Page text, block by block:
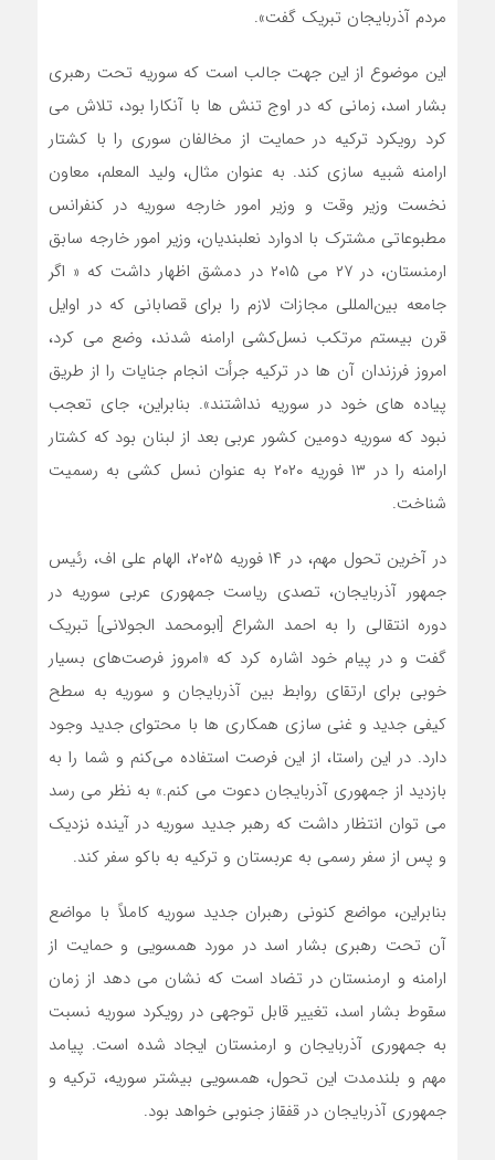
مردم آذربایجان تبریک گفت».
این موضوع از این جهت جالب است که سوریه تحت رهبری
بشار اسد، زمانی که در اوج تنش ها با آنکارا بود، تلاش می
کرد رویکرد ترکیه در حمایت از مخالفان سوری را با کشتار
ارامنه شبیه سازی کند. به عنوان مثال، ولید المعلم، معاون
نخست وزیر وقت و وزیر امور خارجه سوریه در کنفرانس
مطبوعاتی مشترک با ادوارد نعلبندیان، وزیر امور خارجه سابق
ارمنستان، در ۲۷ می ۲۰۱۵ در دمشق اظهار داشت که « اگر
جامعه بین‌المللی مجازات لازم را برای قصابانی که در اوایل
قرن بیستم مرتکب نسل‌کشی ارامنه شدند، وضع می ‌کرد،
امروز فرزندان آن ‌ها در ترکیه جرأت انجام جنایات را از طریق
پیاده ‌های خود در سوریه نداشتند». بنابراین، جای تعجب
نبود که سوریه دومین کشور عربی بعد از لبنان بود که کشتار
ارامنه را در ۱۳ فوریه ۲۰۲۰ به عنوان نسل کشی به رسمیت
شناخت.
در آخرین تحول مهم، در ۱۴ فوریه ۲۰۲۵، الهام علی اف، رئیس
جمهور آذربایجان، تصدی ریاست جمهوری عربی سوریه در
دوره انتقالی را به احمد الشراع [ابومحمد الجولانی] تبریک
گفت و در پیام خود اشاره کرد که «امروز فرصت‌های بسیار
خوبی برای ارتقای روابط بین آذربایجان و سوریه به سطح
کیفی جدید و غنی ‌سازی همکاری ‌ها با محتوای جدید وجود
دارد. در این راستا، از این فرصت استفاده می‌کنم و شما را به
بازدید از جمهوری آذربایجان دعوت می ‌کنم.» به نظر می رسد
می توان انتظار داشت که رهبر جدید سوریه در آینده نزدیک
و پس از سفر رسمی به عربستان و ترکیه به باکو سفر کند.
بنابراین، مواضع کنونی رهبران جدید سوریه کاملاً با مواضع
آن تحت رهبری بشار اسد در مورد همسویی و حمایت از
ارامنه و ارمنستان در تضاد است که نشان می دهد از زمان
سقوط بشار اسد، تغییر قابل توجهی در رویکرد سوریه نسبت
به جمهوری آذربایجان و ارمنستان ایجاد شده است. پیامد
مهم و بلندمدت این تحول، همسویی بیشتر سوریه، ترکیه و
جمهوری آذربایجان در قفقاز جنوبی خواهد بود.